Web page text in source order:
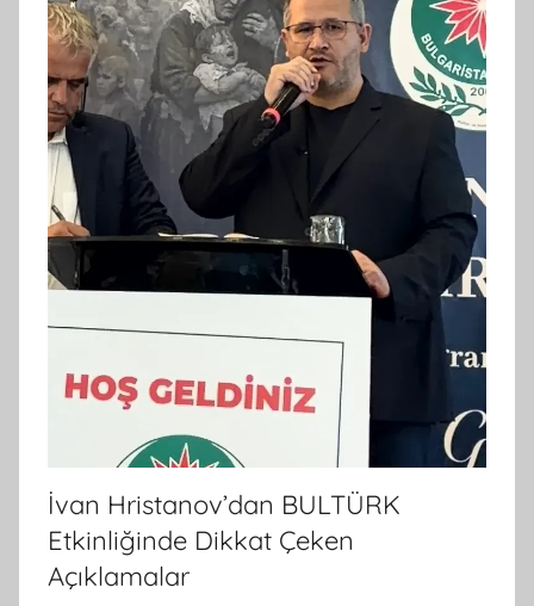
İvan Hristanov’dan BULTÜRK
Etkinliğinde Dikkat Çeken
Açıklamalar